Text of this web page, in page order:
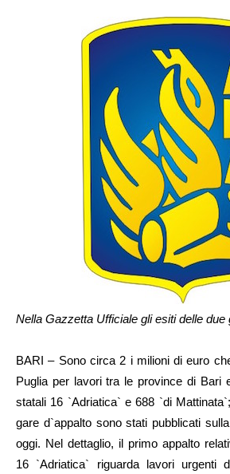
Nella Gazzetta Ufficiale gli esiti delle due
BARI – Sono circa 2 i milioni di euro
Puglia per lavori tra le province di Bari
statali 16 `Adriatica` e 688 `di
gare d`appalto sono stati pubblicati
oggi. Nel dettaglio, il primo appalto
16 `Adriatica` riguarda lavori urgenti